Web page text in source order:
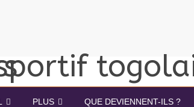
PLUS QUE DEVIENNENT-ILS ?